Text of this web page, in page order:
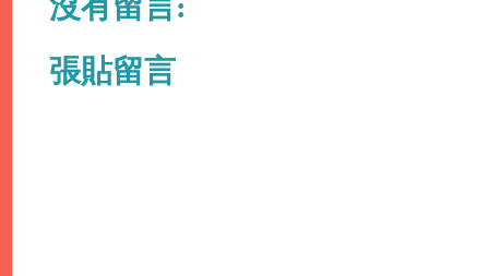
張貼留言